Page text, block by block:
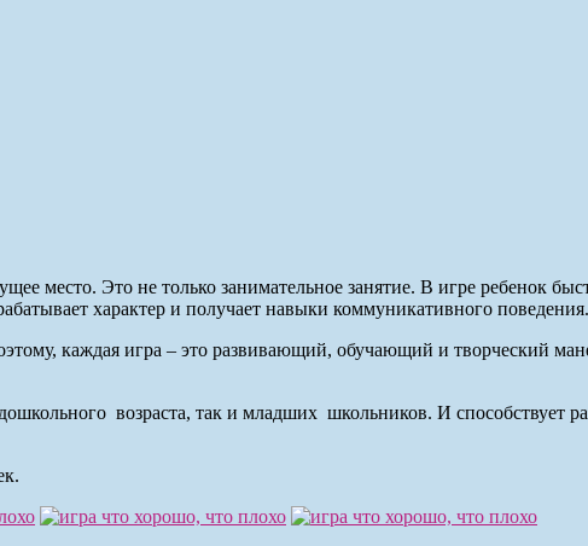
место. Это не только занимательное занятие. В игре ребенок
характер и получает навыки коммуникативного поведения.
каждая игра – это развивающий, обучающий и творческий
возраста, так и младших школьников. И способствует